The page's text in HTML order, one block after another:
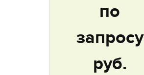
по
запросу
руб.